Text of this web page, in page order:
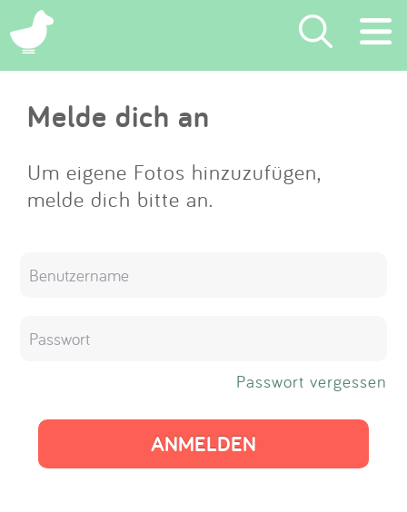
×
Suchen
Eintragen
App
Melde dich an
Um eigene Fotos hinzuzufügen,
melde dich bitte an.
Passwort vergessen